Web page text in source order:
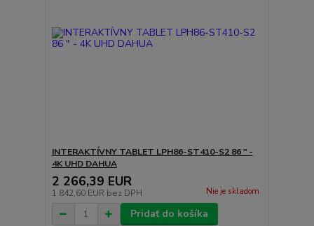
INTERAKTÍVNY TABLET LPH86-ST410-S2 86 " -
4K UHD DAHUA
2 266,39 EUR
1 842,60 EUR bez DPH Nie je skladom
Pridať do košíka